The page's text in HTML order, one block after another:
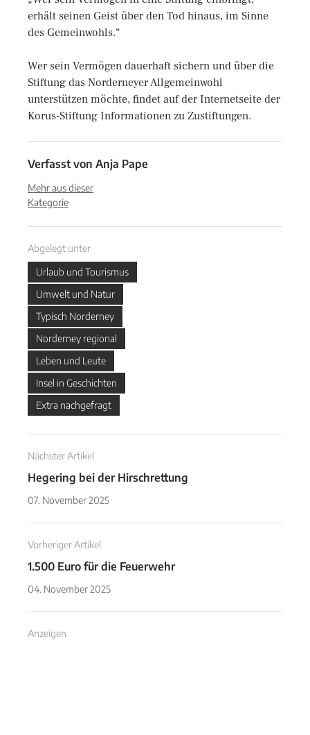
erhält seinen Geist über den Tod hinaus, im Sinne
des Gemeinwohls.“
Wer sein Vermögen dauerhaft sichern und über die
Stiftung das Norderneyer Allgemeinwohl
unterstützen möchte, findet auf der Internetseite der
Korus-Stiftung Informationen zu Zustiftungen.
Verfasst von Anja Pape
Mehr aus dieser
Kategorie
Abgelegt unter
Urlaub und Tourismus
Umwelt und Natur
Typisch Norderney
Norderney regional
Leben und Leute
Insel in Geschichten
Extra nachgefragt
Nächster Artikel
Hegering bei der Hirschrettung
07. November 2025
Vorheriger Artikel
1.500 Euro für die Feuerwehr
04. November 2025
Anzeigen